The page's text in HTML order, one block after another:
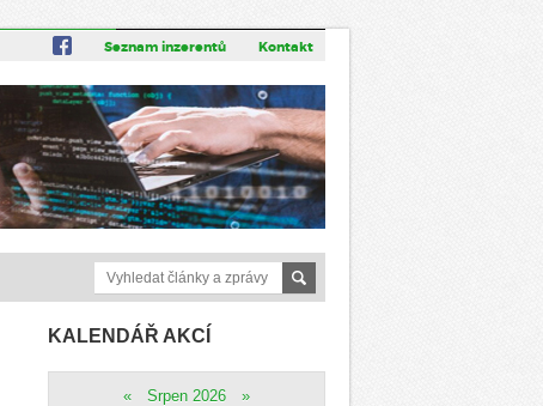
Seznam inzerentů Kontakt
KALENDÁŘ AKCÍ
« Srpen 2026 »